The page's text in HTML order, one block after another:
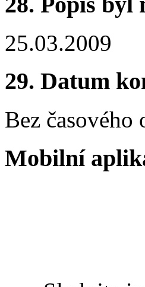
25.03.2009
29. Datum
Bez časového
Mobilní